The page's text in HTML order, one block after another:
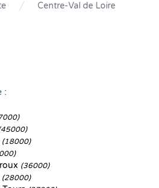
Centre-Val de Loire
:
(18000)
(36000)
(28000)